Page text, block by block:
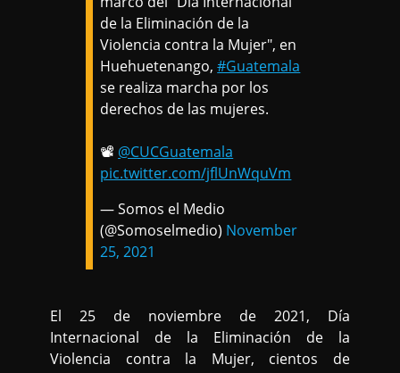
de la Eliminación de la
Violencia contra la Mujer", en
Huehuetenango,#Guatemala
se realiza marcha por los
derechos de las mujeres.
📽 @CUCGuatemala
pic.twitter.com/jflUnWquVm
— Somos el Medio
(@Somoselmedio) November
25, 2021
El 25 de noviembre de 2021, Día
Internacional de la Eliminación de la
Violencia contra la Mujer, cientos de